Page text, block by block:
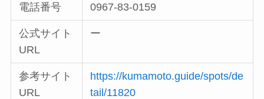
電話番号 0967-83-0159
公式サイト
URL
ー
参考サイト
URL
https://kumamoto.guide/spots/de
tail/11820